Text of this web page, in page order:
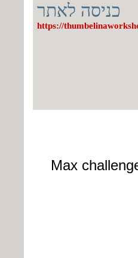
כניסה לאתר
https://